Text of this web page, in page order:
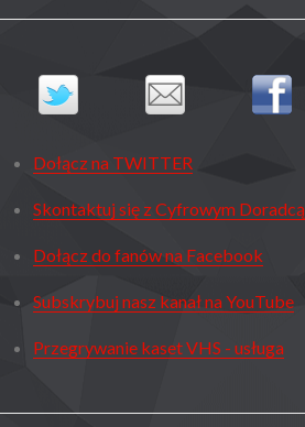
Dołącz na TWITTER
Skontaktuj się z Cyfrowym Doradcą
Dołącz do fanów na Facebook
Subskrybuj nasz kanał na YouTube
Przegrywanie kaset VHS - usługa